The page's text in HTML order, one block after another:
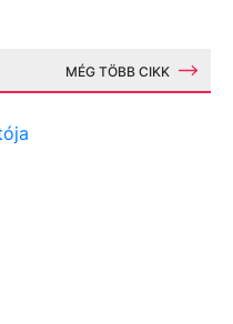
MÉG TÖBB CIKK